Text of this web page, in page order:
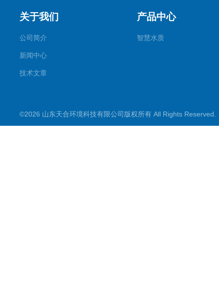
关于我们
公司简介
新闻中心
技术文章
产品中心
智慧水质
©2026 山东天合环境科技有限公司版权所有 All Rights